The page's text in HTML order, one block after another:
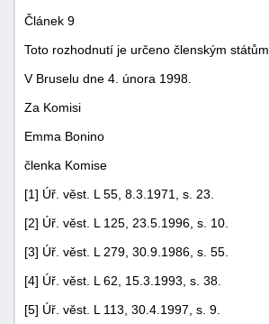
Článek 9
Toto rozhodnutí je určeno členským státům.
V Bruselu dne 4. února 1998.
Za Komisi
Emma Bonino
členka Komise
[1] Úř. věst. L 55, 8.3.1971, s. 23.
[2] Úř. věst. L 125, 23.5.1996, s. 10.
[3] Úř. věst. L 279, 30.9.1986, s. 55.
[4] Úř. věst. L 62, 15.3.1993, s. 38.
[5] Úř. věst. L 113, 30.4.1997, s. 9.